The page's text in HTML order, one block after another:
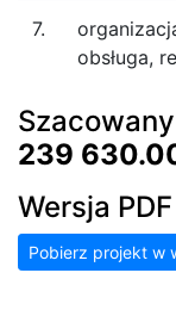
7.
obsługa,
239
Wersja
Pobierz projekt w